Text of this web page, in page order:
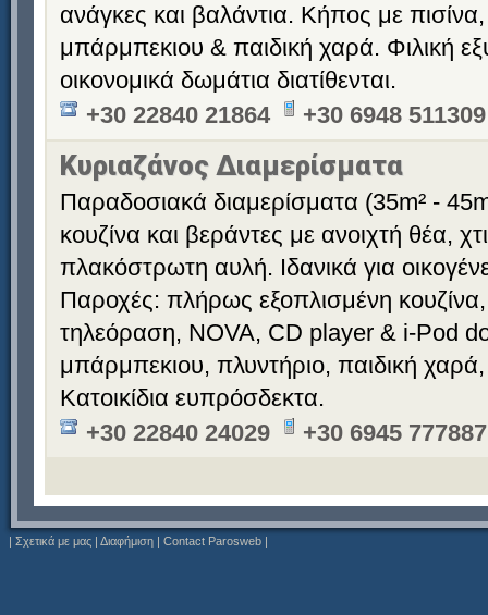
ανάγκες και βαλάντια. Κήπος με
μπάρμπεκιου & παιδική χαρά. Φιλική
οικονομικά δωμάτια διατίθενται.
+30 22840 21864
+30 6948 511309
Κυριαζάνος Διαμερίσματα
Παραδοσιακά διαμερίσματα (35m² -
κουζίνα και βεράντες με ανοιχτή θέα,
πλακόστρωτη αυλή. Ιδανικά για
Παροχές: πλήρως εξοπλισμένη
τηλεόραση, NOVA, CD player & i-Pod
μπάρμπεκιου, πλυντήριο, παιδική
Κατοικίδια ευπρόσδεκτα.
+30 22840 24029
+30 6945 777887
| Σχετικά με μας | Διαφήμιση | Contact Parosweb |